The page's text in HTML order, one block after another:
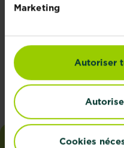
Marketing
Autoriser
Cookies
ENVOYEZ-